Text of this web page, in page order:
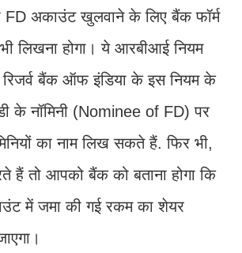
FD अकाउंट खुलवाने के लिए बैंक फॉर्म
भी लिखना होगा। ये आरबीआई नियम
रिजर्व बैंक ऑफ इंडिया के इस नियम के
के नॉमिनी (Nominee of FD) पर
का नाम लिख सकते हैं. फिर भी,
हैं तो आपको बैंक को बताना होगा कि
में जमा की गई रकम का शेयर